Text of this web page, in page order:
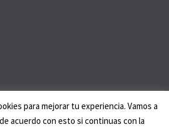
para mejorar tu experiencia. Vamos a
acuerdo con esto si continuas con la